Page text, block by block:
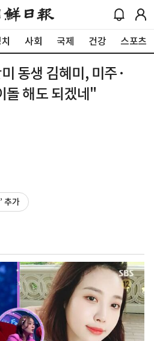
사회 국제 건강 스포츠
동생 김혜미, 미주·
돌 해도 되겠네"
추가